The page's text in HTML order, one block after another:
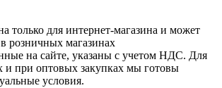
только для интернет-магазина и может
розничных магазинах
на сайте, указаны с учетом НДС. Для
и при оптовых закупках мы готовы
условия.